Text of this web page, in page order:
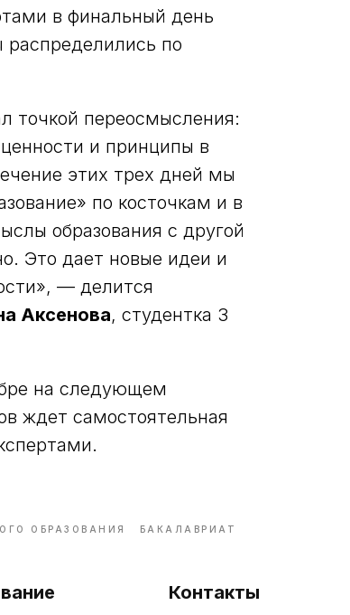
в финальный день
распределились по
точкой переосмысления:
и принципы в
этих трех дней мы
по косточкам и в
образования с другой
Это дает новые идеи и
— делится
Аксенова, студентка 3
на следующем
ждет самостоятельная
ОБРАЗОВАНИЯ
БАКАЛАВРИАТ
Контакты